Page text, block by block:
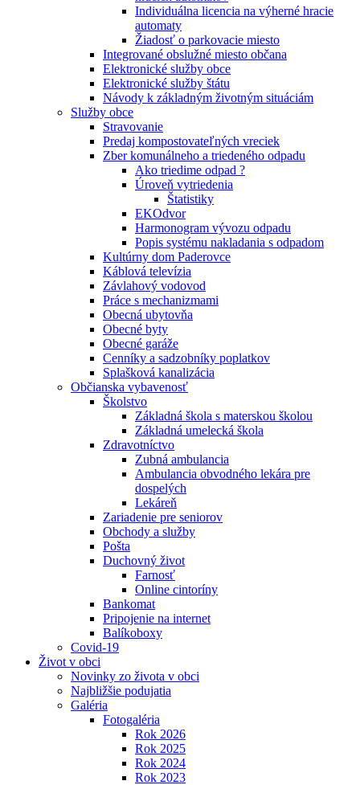
Individuálna licencia na výherné hracie
automaty
Žiadosť o parkovacie miesto
Integrované obslužné miesto občana
Elektronické služby obce
Elektronické služby štátu
Návody k základným životným situáciám
Služby obce
Stravovanie
Predaj kompostovateľných vreciek
Zber komunálneho a triedeného odpadu
Ako triedime odpad ?
Úroveň vytriedenia
Štatistiky
EKOdvor
Harmonogram vývozu odpadu
Popis systému nakladania s odpadom
Kultúrny dom Paderovce
Káblová televízia
Závlahový vodovod
Práce s mechanizmami
Obecná ubytovňa
Obecné byty
Obecné garáže
Cenníky a sadzobníky poplatkov
Splašková kanalizácia
Občianska vybavenosť
Školstvo
Základná škola s materskou školou
Základná umelecká škola
Zdravotníctvo
Zubná ambulancia
Ambulancia obvodného lekára pre
dospelých
Lekáreň
Zariadenie pre seniorov
Obchody a služby
Pošta
Duchovný život
Farnosť
Online cintoríny
Bankomat
Pripojenie na internet
Balíkoboxy
Covid-19
Život v obci
Novinky zo života v obci
Najbližšie podujatia
Galéria
Fotogaléria
Rok 2026
Rok 2025
Rok 2024
Rok 2023